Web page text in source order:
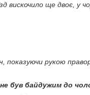
вискочило ще двоє, у
показуючи рукою
був байдужим до